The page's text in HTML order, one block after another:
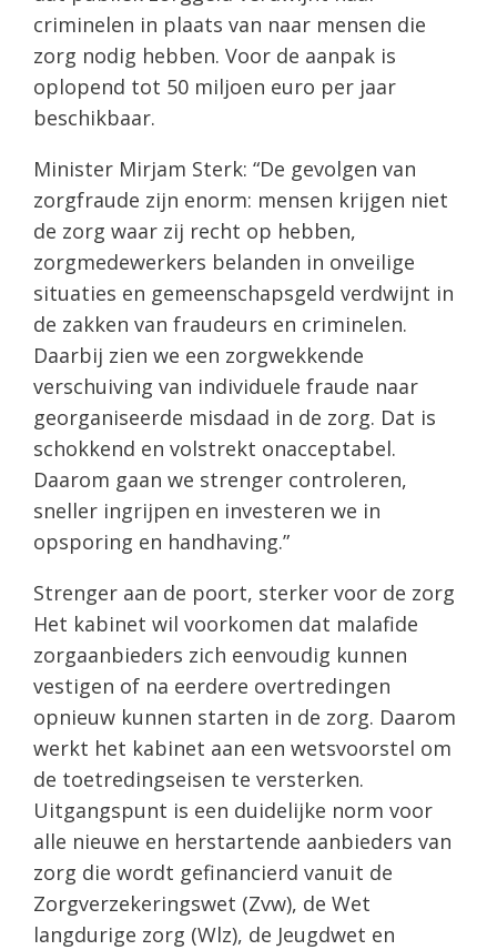
criminelen in plaats van naar mensen die
zorg nodig hebben. Voor de aanpak is
oplopend tot 50 miljoen euro per jaar
beschikbaar.
Minister Mirjam Sterk: “De gevolgen van
zorgfraude zijn enorm: mensen krijgen niet
de zorg waar zij recht op hebben,
zorgmedewerkers belanden in onveilige
situaties en gemeenschapsgeld verdwijnt in
de zakken van fraudeurs en criminelen.
Daarbij zien we een zorgwekkende
verschuiving van individuele fraude naar
georganiseerde misdaad in de zorg. Dat is
schokkend en volstrekt onacceptabel.
Daarom gaan we strenger controleren,
sneller ingrijpen en investeren we in
opsporing en handhaving.”
Strenger aan de poort, sterker voor de zorg
Het kabinet wil voorkomen dat malafide
zorgaanbieders zich eenvoudig kunnen
vestigen of na eerdere overtredingen
opnieuw kunnen starten in de zorg. Daarom
werkt het kabinet aan een wetsvoorstel om
de toetredingseisen te versterken.
Uitgangspunt is een duidelijke norm voor
alle nieuwe en herstartende aanbieders van
zorg die wordt gefinancierd vanuit de
Zorgverzekeringswet (Zvw), de Wet
langdurige zorg (Wlz), de Jeugdwet en